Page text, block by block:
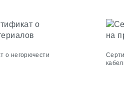
о негорючести